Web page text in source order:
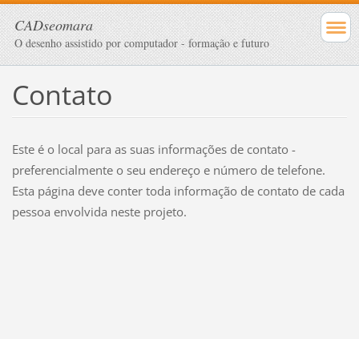
CADseomara
O desenho assistido por computador - formação e futuro
Contato
Este é o local para as suas informações de contato -
preferencialmente o seu endereço e número de telefone.
Esta página deve conter toda informação de contato de cada
pessoa envolvida neste projeto.